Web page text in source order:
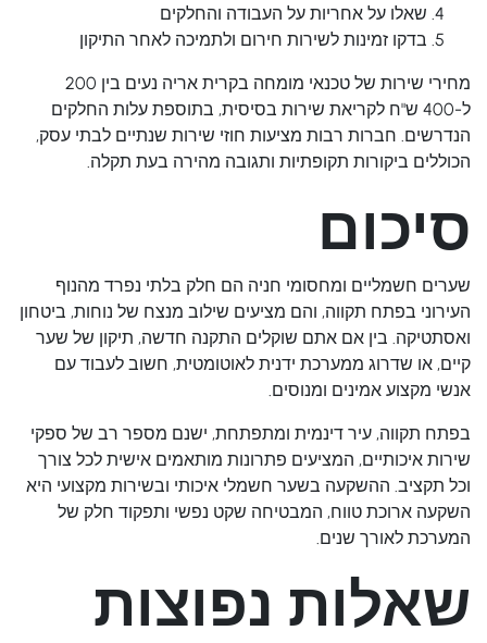
שאלו על אחריות על העבודה והחלקים
בדקו זמינות לשירות חירום ולתמיכה לאחר התיקון
מחירי שירות של טכנאי מומחה בקרית אריה נעים בין 200
ל-400 ש"ח לקריאת שירות בסיסית, בתוספת עלות החלקים
הנדרשים. חברות רבות מציעות חוזי שירות שנתיים לבתי עסק,
הכוללים ביקורות תקופתיות ותגובה מהירה בעת תקלה.
סיכום
שערים חשמליים ומחסומי חניה הם חלק בלתי נפרד מהנוף
העירוני בפתח תקווה, והם מציעים שילוב מנצח של נוחות, ביטחון
ואסתטיקה. בין אם אתם שוקלים התקנה חדשה, תיקון של שער
קיים, או שדרוג ממערכת ידנית לאוטומטית, חשוב לעבוד עם
אנשי מקצוע אמינים ומנוסים.
בפתח תקווה, עיר דינמית ומתפתחת, ישנם מספר רב של ספקי
שירות איכותיים, המציעים פתרונות מותאמים אישית לכל צורך
וכל תקציב. ההשקעה בשער חשמלי איכותי ובשירות מקצועי היא
השקעה ארוכת טווח, המבטיחה שקט נפשי ותפקוד חלק של
המערכת לאורך שנים.
שאלות נפוצות